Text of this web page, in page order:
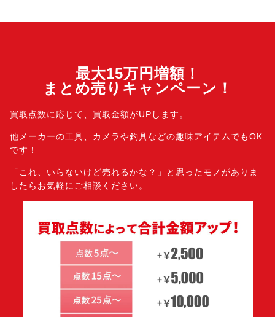
最大15万円増額！
まとめ売りキャンペーン！
買取点数に応じて、買取金額がUPします。
他メーカーの工具、カメラや釣具などの趣味アイテムでもOK
です！
「これ、いらないけど売れるかな？」と思ったモノがありま
したら お気軽にご相談ください。